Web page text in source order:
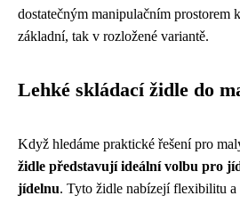
dostatečným manipulačním prostorem
základní, tak v rozložené variantě.
Lehké skládací židle do
Když hledáme praktické řešení pro
židle představují ideální volbu pro
jídelnu. Tyto židle nabízejí flexibilitu a